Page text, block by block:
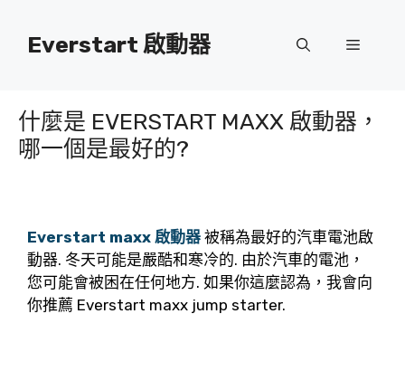
Everstart 啟動器 菜
什麼是 EVERSTART MAXX 啟動器，
哪一個是最好的?
Everstart maxx 啟動器 被稱為最好的汽車電池啟
動器. 冬天可能是嚴酷和寒冷的. 由於汽車的電池，
您可能會被困在任何地方. 如果你這麼認為，我會向
你推薦 Everstart maxx jump starter.